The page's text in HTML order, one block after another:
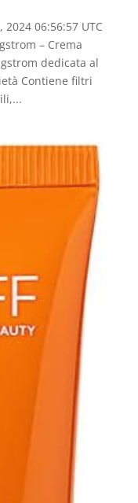
2024 06:56:57 UTC
– Crema
dedicata al
Contiene filtri